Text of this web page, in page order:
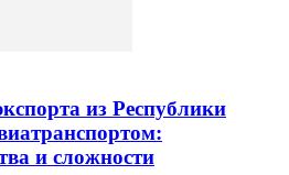
из Республики
и сложности